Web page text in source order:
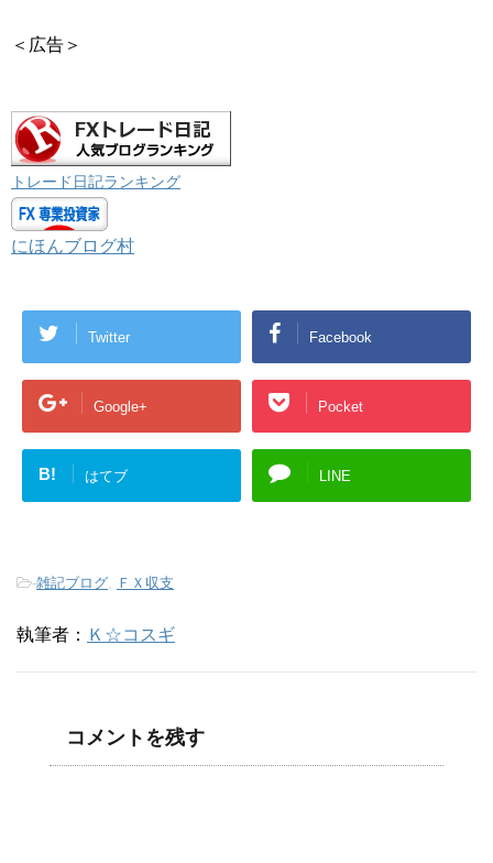
＜広告＞
トレード日記ランキング
にほんブログ村
Twitter Facebook
Google+ Pocket
B! はてブ LINE
-雑記ブログ, ＦＸ収支
執筆者： Ｋ☆コスギ
コメントを残す